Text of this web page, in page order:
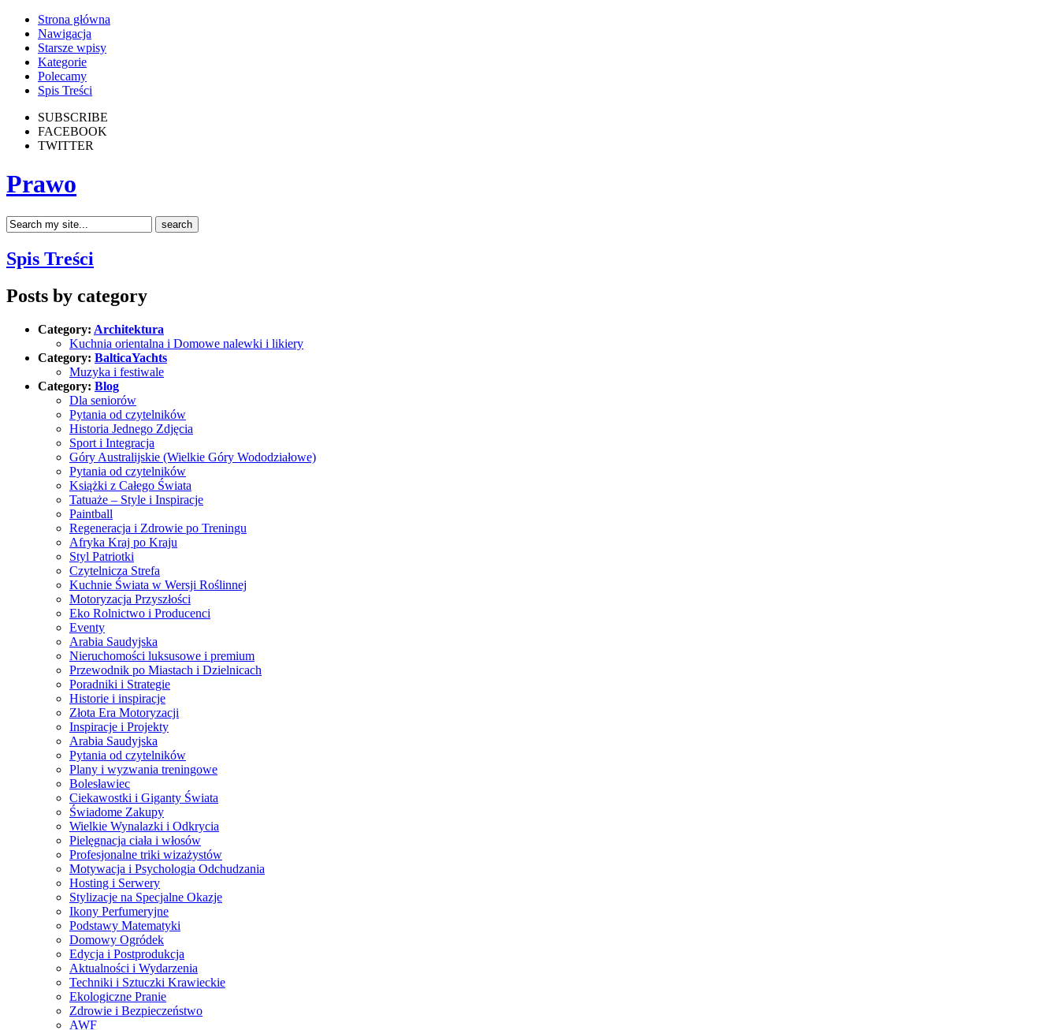
Strona główna
Nawigacja
Starsze wpisy
Kategorie
Polecamy
Spis Treści
SUBSCRIBE
FACEBOOK
TWITTER
Prawo
Spis Treści
Posts by category
Category: Architektura
Kuchnia orientalna i Domowe nalewki i likiery
Category: BalticaYachts
Muzyka i festiwale
Category: Blog
Dla seniorów
Pytania od czytelników
Historia Jednego Zdjęcia
Sport i Integracja
Góry Australijskie (Wielkie Góry Wododziałowe)
Pytania od czytelników
Książki z Całego Świata
Tatuaże – Style i Inspiracje
Paintball
Regeneracja i Zdrowie po Treningu
Afryka Kraj po Kraju
Styl Patriotki
Czytelnicza Strefa
Kuchnie Świata w Wersji Roślinnej
Motoryzacja Przyszłości
Eko Rolnictwo i Producenci
Eventy
Arabia Saudyjska
Nieruchomości luksusowe i premium
Przewodnik po Miastach i Dzielnicach
Poradniki i Strategie
Historie i inspiracje
Złota Era Motoryzacji
Inspiracje i Projekty
Arabia Saudyjska
Pytania od czytelników
Plany i wyzwania treningowe
Bolesławiec
Ciekawostki i Giganty Świata
Świadome Zakupy
Wielkie Wynalazki i Odkrycia
Pielęgnacja ciała i włosów
Profesjonalne triki wizażystów
Motywacja i Psychologia Odchudzania
Hosting i Serwery
Stylizacje na Specjalne Okazje
Ikony Perfumeryjne
Podstawy Matematyki
Domowy Ogródek
Edycja i Postprodukcja
Aktualności i Wydarzenia
Techniki i Sztuczki Krawieckie
Ekologiczne Pranie
Zdrowie i Bezpieczeństwo
AWF